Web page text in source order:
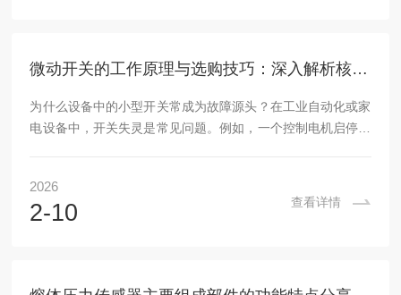
微动开关的工作原理与选购技巧：深入解析核心参数与应用场景
为什么设备中的小型开关常成为故障源头？在工业自动化或家
电设备中，开关失灵是常见问题。例如，一个控制电机启停的
密封性或机械寿命等关键因素。微动开关作为核心检测元件，
其可靠性直接影响系统稳定性。据统计，约30%的电子设备故
2026
2-10 查看详情